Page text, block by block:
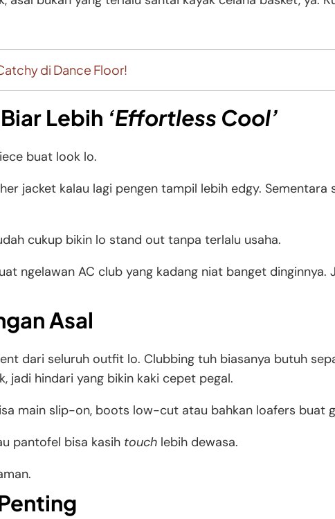
di Dance Floor!
Lebih ‘Effortless Cool’
buat look lo.
jacket kalau lagi pengen tampil lebih edgy.
cukup bikin lo stand out tanpa terlalu usaha.
ngelawan AC club yang kadang niat banget
Asal
dari seluruh outfit lo. Clubbing tuh biasanya butuh
jadi hindari yang bikin kaki cepet pegal.
main slip-on, boots low-cut atau bahkan loafers buat
pantofel bisa kasih touch lebih dewasa.